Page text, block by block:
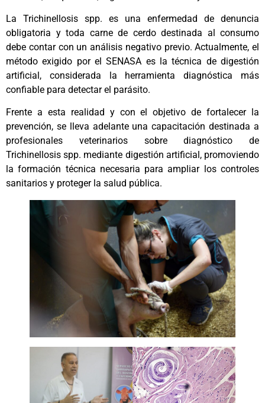
La Trichinellosis spp. es una enfermedad de denuncia
obligatoria y toda carne de cerdo destinada al consumo
debe contar con un análisis negativo previo. Actualmente, el
método exigido por el SENASA es la técnica de digestión
artificial, considerada la herramienta diagnóstica más
confiable para detectar el parásito.
Frente a esta realidad y con el objetivo de fortalecer la
prevención, se lleva adelante una capacitación destinada a
profesionales veterinarios sobre diagnóstico de
Trichinellosis spp. mediante digestión artificial, promoviendo
la formación técnica necesaria para ampliar los controles
sanitarios y proteger la salud pública.